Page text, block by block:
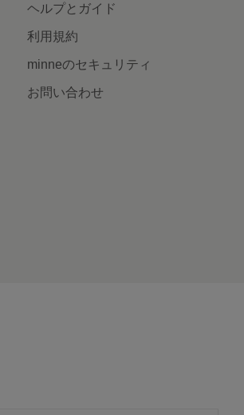
ヘルプとガイド
利用規約
minneのセキュリティ
お問い合わせ